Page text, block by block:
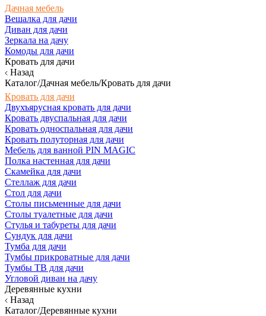
Дачная мебель
Вешалка для дачи
Диван для дачи
Зеркала на дачу
Комоды для дачи
Кровать для дачи
Назад
Каталог/Дачная мебель/Кровать для дачи
Кровать для дачи
Двухъярусная кровать для дачи
Кровать двуспальная для дачи
Кровать односпальная для дачи
Кровать полуторная для дачи
Мебель для ванной PIN MAGIC
Полка настенная для дачи
Скамейка для дачи
Стеллаж для дачи
Стол для дачи
Столы письменные для дачи
Столы туалетные для дачи
Стулья и табуреты для дачи
Сундук для дачи
Тумба для дачи
Тумбы прикроватные для дачи
Тумбы ТВ для дачи
Угловой диван на дачу
Деревянные кухни
Назад
Каталог/Деревянные кухни